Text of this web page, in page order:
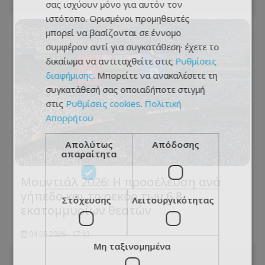
Μουντιάλ 2026: Η προσέλευση ανά
γήπεδο και το ρεκόρ των 6,8
εκατομμυρίων θεατών
04.08.2026 - 17:13
σας ισχύουν μόνο για αυτόν τον
ιστότοπο. Ορισμένοι προμηθευτές
μπορεί να βασίζονται σε έννομο
συμφέρον αντί για συγκατάθεση· έχετε το
δικαίωμα να αντιταχθείτε στις Ρυθμίσεις
διαφήμισης. Μπορείτε να ανακαλέσετε τη
συγκατάθεσή σας οποιαδήποτε στιγμή
στις Ρυθμίσεις cookies. Πολιτική
Απορρήτου
Απολύτως
απαραίτητα
Απόδοσης
Στόχευσης Λειτουργικότητας
Μη ταξινομημένα